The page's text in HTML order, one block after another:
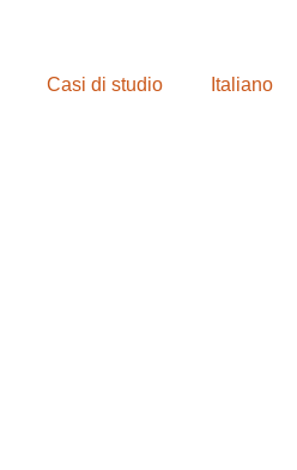
Casi di studio Italiano